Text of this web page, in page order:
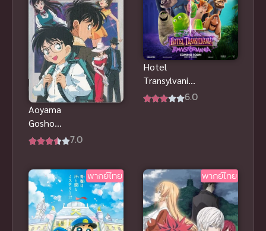
Aoyama
Gosho
TanpenShu
า โกโช พากย์
ไทย ดู
ออนไลน์
7.0
Hotel
Transylvania
4 โรงแรมผี6.0
พากย์ไทย พากย์ไทย